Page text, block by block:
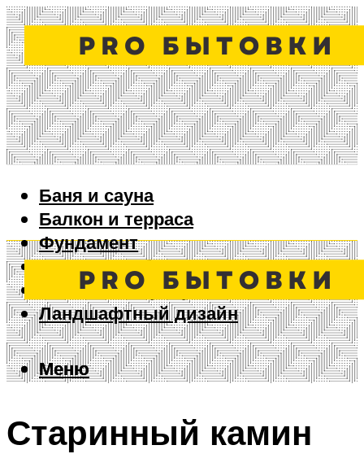
Баня и сауна
Балкон и терраса
Фундамент
Ворота и забор
Дизайн интерьера
Ландшафтный дизайн
Меню
Меню
Старинный камин